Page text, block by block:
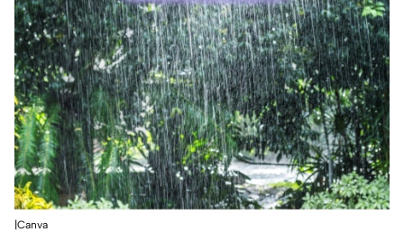
|Canva